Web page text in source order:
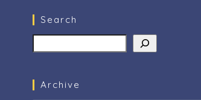
Search
Archive